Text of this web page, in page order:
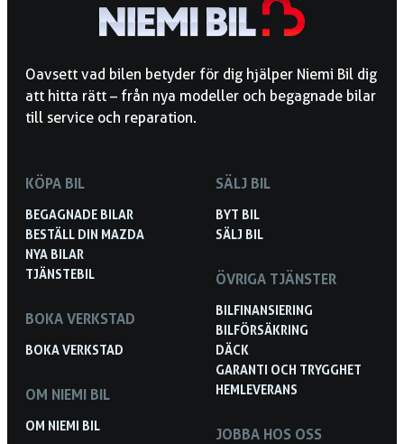
Oavsett vad bilen betyder för dig hjälper Niemi Bil dig
att hitta rätt – från nya modeller och begagnade bilar
till service och reparation.
KÖPA BIL
BEGAGNADE BILAR
BESTÄLL DIN MAZDA
NYA BILAR
TJÄNSTEBIL
BOKA VERKSTAD
BOKA VERKSTAD
OM NIEMI BIL
OM NIEMI BIL
SÄLJ BIL
BYT BIL
SÄLJ BIL
ÖVRIGA TJÄNSTER
BILFINANSIERING
BILFÖRSÄKRING
DÄCK
GARANTI OCH TRYGGHET
HEMLEVERANS
JOBBA HOS OSS